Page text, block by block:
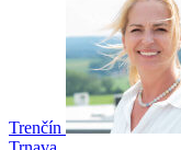
Trenčín